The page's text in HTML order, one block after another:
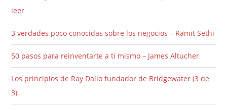
leer
3 verdades poco conocidas sobre los negocios – Ramit Sethi
50 pasos para reinventarte a ti mismo – James Altucher
Los principios de Ray Dalio fundador de Bridgewater (3 de
3)